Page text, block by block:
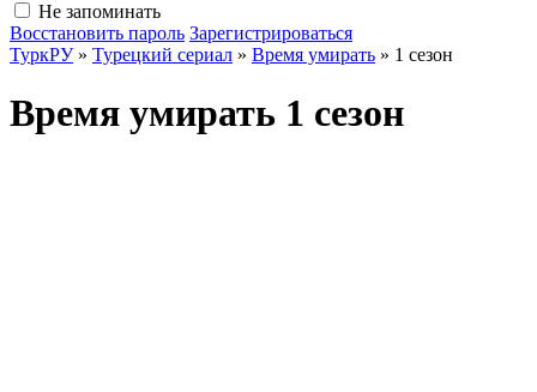
Не запоминать
Восстановить пароль Зарегистрироваться
ТуркРУ» Турецкий сериал » Время умирать » 1 сезон
Время умирать 1 сезон